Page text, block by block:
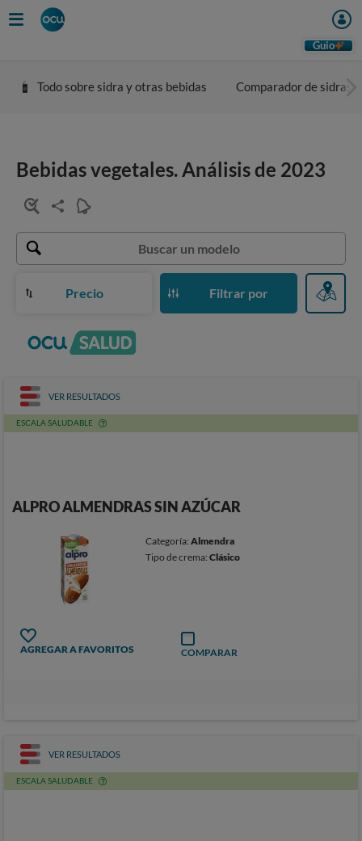
Guio
Todo sobre sidra y otras bebidas Comparador de sidras
Bebidas vegetales. Análisis de 2023
Precio Filtrar por
VER RESULTADOS
ESCALA SALUDABLE
ALPRO ALMENDRAS SIN AZÚCAR
Categoría:Almendra
Tipo de crema:Clásico
AGREGAR A FAVORITOS COMPARAR
VER RESULTADOS
ESCALA SALUDABLE